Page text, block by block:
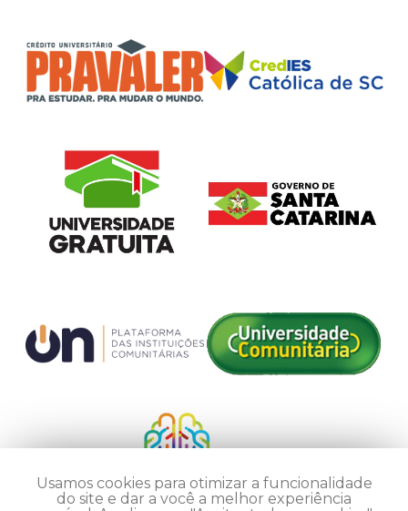
Usamos cookies para otimizar a funcionalidade
do site e dar a você a melhor experiência